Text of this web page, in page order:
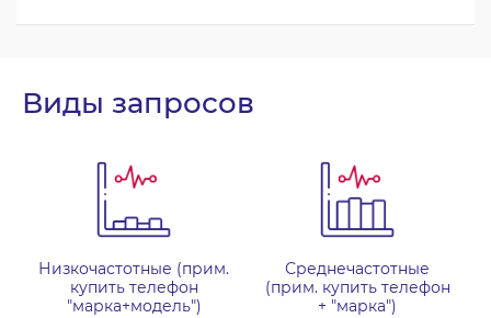
Виды запросов
Низкочастотные (прим.
купить телефон
"марка+модель")
Среднечастотные
(прим. купить телефон
+ "марка")